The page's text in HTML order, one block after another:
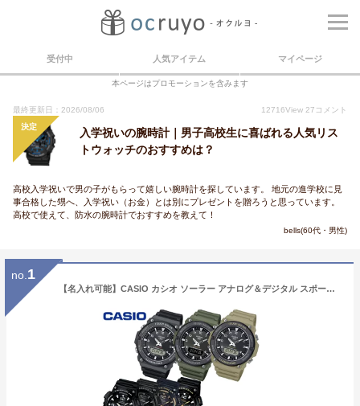
受付中 人気アイテム マイページ
本ページはプロモーションを含みます
最終更新日：2026/08/06 12716View 27 コメント
決定
入学祝いの腕時計｜男子高校生に喜ばれる人気リス
トウォッチのおすすめは？
高校入学祝いで男の子がもらって嬉しい腕時計を探しています。 地元の進学校に見
事合格した甥へ、入学祝い（お金）とは別にプレゼントを贈ろうと思っています。
高校で使えて、防水の腕時計でおすすめを教えて！
bells(60代・男性)
no. 1
【名入れ可能】CASIO カシオ ソーラー アナログ＆デジタル スポーツウォッチ 100M防水 AQS810-820 series チープカシオ 高性能 高機能 多機能 腕時計 メンズ 小学生 キッズ レディース 男性 女性 子供 アナデジ デジアナ タフソーラー 軽量 ストップウォッチ 防水